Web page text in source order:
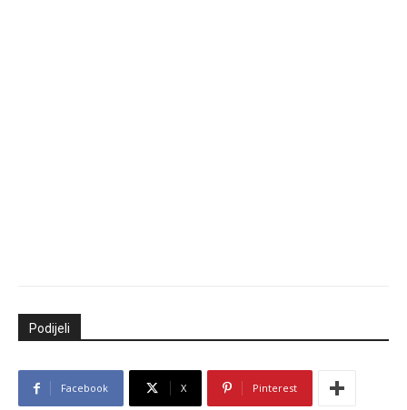
Podijeli
Facebook X Pinterest